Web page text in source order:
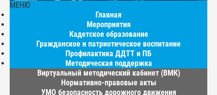
МЕНЮ
Главная
Мероприятия
Кадетское образование
Гражданское и патриотическое воспитание
Профилактика ДДТТ и ПБ
Методическая поддержка
Виртуальный методический кабинет (ВМК)
Нормативно-правовые акты
УМО безопасность дорожного движения